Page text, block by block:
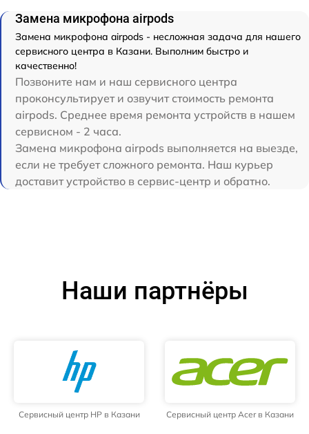
Замена микрофона airpods
Замена микрофона airpods - несложная задача для нашего
сервисного центра в Казани. Выполним быстро и
качественно!
Позвоните нам и наш сервисного центра
проконсультирует и озвучит стоимость ремонта
airpods. Среднее время ремонта устройств в нашем
сервисном - 2 часа.
Замена микрофона airpods выполняется на выезде,
если не требует сложного ремонта. Наш курьер
доставит устройство в сервис-центр и обратно.
Наши партнёры
Сервисный центр HP в Казани Сервисный центр Acer в Казани